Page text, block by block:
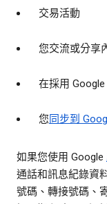
交易活動
您交流或分享
在採用
您同步到
如果您使用 Google
通話和訊息紀錄資
號碼、轉接號碼、